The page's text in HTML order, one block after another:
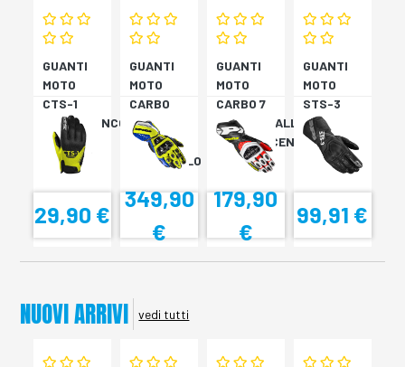
GUANTI
MOTO
CTS-1
NERO/BIANCO
29,90 €
GUANTI
MOTO
CARBO
TRACK
EVO
BLU/GIALLO
349,90
€
GUANTI
MOTO
CARBO 7
ROSSO/GIALLO
FLUORESCENTE
179,90
€
GUANTI
MOTO
STS-3
NERO
99,91 €
NUOVI ARRIVI vedi tutti